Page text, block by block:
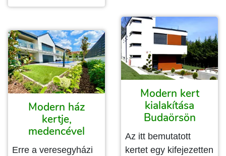
Modern ház
kertje,
medencével
Erre a veresegyházi
Modern kert
kialakítása
Budaörsön
Az itt bemutatott
kertet egy kifejezetten